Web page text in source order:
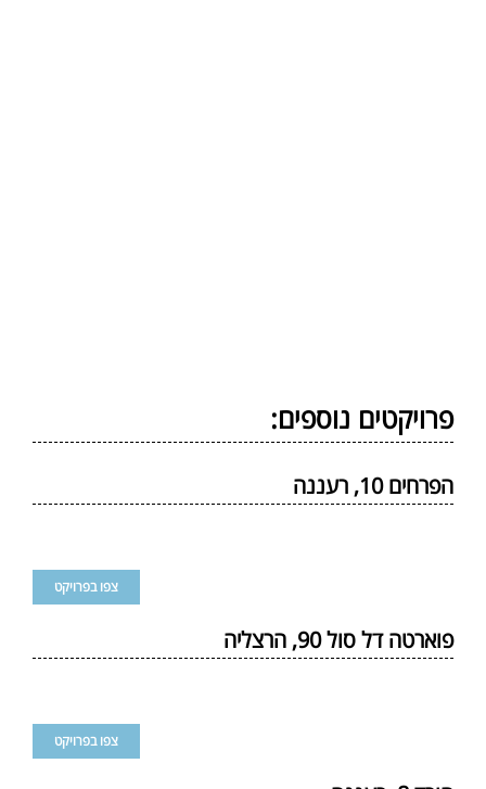
פרויקטים נוספים:
הפרחים 10, רעננה
צפו בפרויקט
פוארטה דל סול 90, הרצליה
צפו בפרויקט